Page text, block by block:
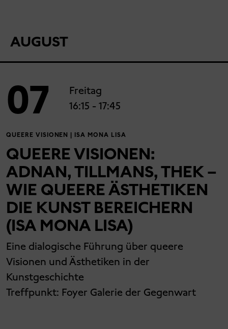
AUGUST
07
Freitag
16:15 - 17:45
QUEERE VISIONEN | ISA MONA LISA
QUEERE VISIONEN:
ADNAN, TILLMANS, THEK –
WIE QUEERE ÄSTHETIKEN
DIE KUNST BEREICHERN
(ISA MONA LISA)
Eine dialogische Führung über queere
Visionen und Ästhetiken in der
Kunstgeschichte
Treffpunkt: Foyer Galerie der Gegenwart